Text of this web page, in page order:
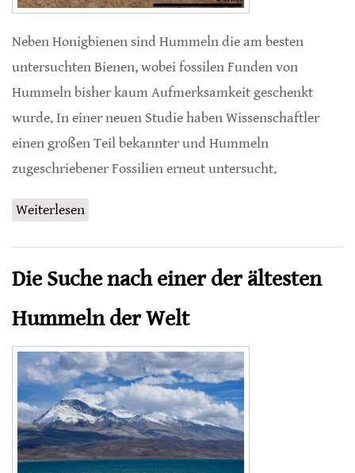
Neben Honigbienen sind Hummeln die am besten
untersuchten Bienen, wobei fossilen Funden von
Hummeln bisher kaum Aufmerksamkeit geschenkt
wurde. In einer neuen Studie haben Wissenschaftler
einen großen Teil bekannter und Hummeln
zugeschriebener Fossilien erneut untersucht.
Weiterlesen
Die Suche nach einer der ältesten
Hummeln der Welt